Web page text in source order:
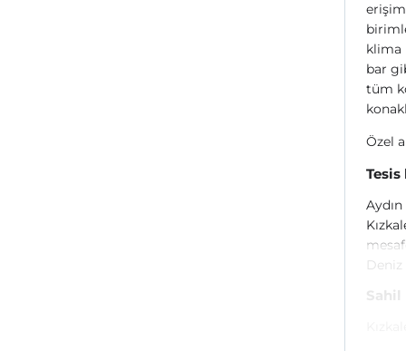
klima
bar
tüm
Özel
Deniz
Sahil